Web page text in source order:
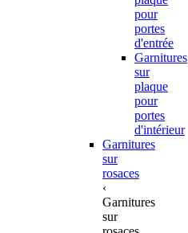
pour
portes
d'entrée
Garnitures
sur
plaque
pour
portes
d'intérieur
Garnitures
sur
rosaces
‹
Garnitures
sur